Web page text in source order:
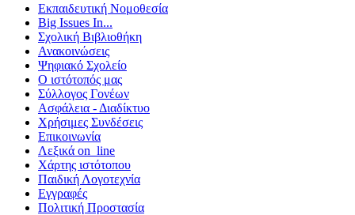
Εκπαιδευτική Νομοθεσία
Big Issues In...
Σχολική Βιβλιοθήκη
Ανακοινώσεις
Ψηφιακό Σχολείο
Ο ιστότοπός μας
Σύλλογος Γονέων
Ασφάλεια - Διαδίκτυο
Χρήσιμες Συνδέσεις
Επικοινωνία
Λεξικά on_line
Χάρτης ιστότοπου
Παιδική Λογοτεχνία
Εγγραφές
Πολιτική Προστασία